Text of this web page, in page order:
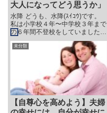
大人になってどう思うか」
水降 どうも、水降(ｽｲｺｳ)です。
私は小学校４年〜中学校３年まで
の６年間不登校をしていました。
その後、定時制高校→国立大学を
経て、小学校の教諭になり、８年
間勤めた経験があります。 アメ
オ どうも、水降さん。 本日はよ
ろしくお願いします...
未分類
【自尊心を高めよう】夫婦